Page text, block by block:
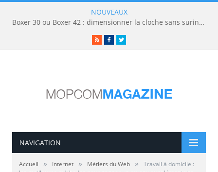
NOUVEAUX
Boxer 30 ou Boxer 42 : dimensionner la cloche sans surinvestir
RSSFacebookTwitter
NAVIGATION
Accueil » Internet » Métiers du Web »
Travail à domicile :